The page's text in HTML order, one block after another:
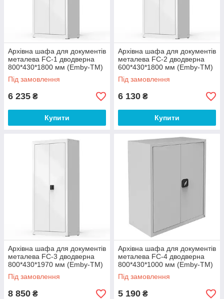
Архівна шафа для документів
металева FC-1 дводверна
800*430*1800 мм (Emby-ТМ)
Під замовлення
6 235 ₴
Купити
Архівна шафа для документів
металева FC-2 дводверна
600*430*1800 мм (Emby-ТМ)
Під замовлення
6 130 ₴
Купити
Архівна шафа для документів
металева FC-3 дводверна
800*430*1970 мм (Emby-ТМ)
Під замовлення
8 850 ₴
Архівна шафа для документів
металева FC-4 дводверна
800*430*1000 мм (Emby-ТМ)
Під замовлення
5 190 ₴